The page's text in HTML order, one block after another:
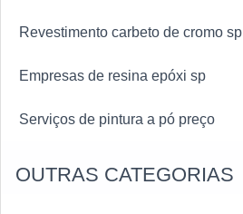
Revestimento carbeto de cromo sp
Empresas de resina epóxi sp
Serviços de pintura a pó preço
OUTRAS CATEGORIAS